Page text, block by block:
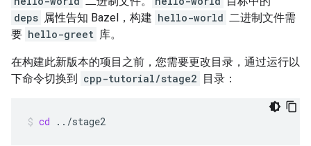
deps 属性告知 Bazel，构建 hello-world 二进制文件需
要 hello-greet 库。
在构建此新版本的项目之前，您需要更改目录，通过运行以
下命令切换到 cpp-tutorial/stage2 目录：
cd ../stage2